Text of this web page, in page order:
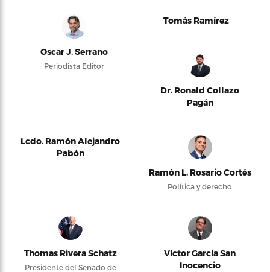
Oscar J. Serrano
Periodista Editor
Tomás Ramírez
Dr. Ronald Collazo
Pagán
Lcdo. Ramón Alejandro
Pabón
Ramón L. Rosario Cortés
Política y derecho
Thomas Rivera Schatz
Presidente del Senado de
Víctor García San
Inocencio